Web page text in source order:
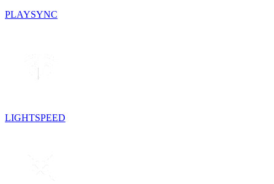
PLAYSYNC
LIGHTSPEED